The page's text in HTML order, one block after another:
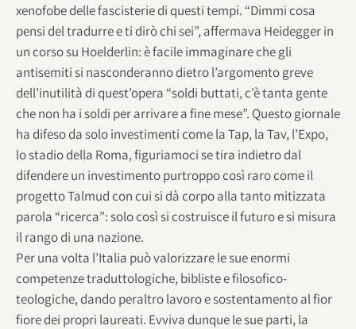
xenofobe delle fascisterie di questi tempi. “Dimmi cosa
pensi del tradurre e ti dirò chi sei”, affermava Heidegger in
un corso su Hoelderlin: è facile immaginare che gli
antisemiti si nasconderanno dietro l’argomento greve
dell’inutilità di quest’opera “soldi buttati, c’è tanta gente
che non ha i soldi per arrivare a fine mese”. Questo giornale
ha difeso da solo investimenti come la Tap, la Tav, l’Expo,
lo stadio della Roma, figuriamoci se tira indietro dal
difendere un investimento purtroppo così raro come il
progetto Talmud con cui si dà corpo alla tanto mitizzata
parola “ricerca”: solo così si costruisce il futuro e si misura
il rango di una nazione.
Per una volta l’Italia può valorizzare le sue enormi
competenze traduttologiche, bibliste e filosofico-
teologiche, dando peraltro lavoro e sostentamento al fior
fiore dei propri laureati. Evviva dunque le sue parti, la